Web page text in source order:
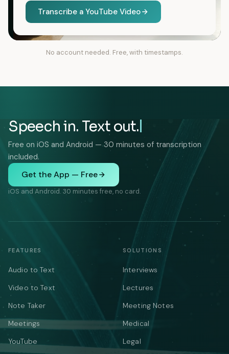
Transcribe a YouTube Video
No account needed. Free, with timestamps.
Speech in. Text out.
Free on iOS and Android — 30 minutes of transcription
included.
Get the App — Free
iOS and Android. 30 minutes free, no card.
FEATURES
Audio to Text
Video to Text
Note Taker
Meetings
YouTube
SOLUTIONS
Interviews
Lectures
Meeting Notes
Medical
Legal